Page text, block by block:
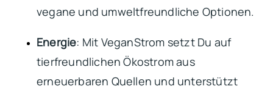
vegane und umweltfreundliche Optionen.
Energie: Mit VeganStrom setzt Du auf
tierfreundlichen Ökostrom aus
erneuerbaren Quellen und unterstützt